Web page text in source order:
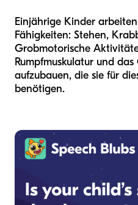
Einjährige Kinder
Fähigkeiten: Stehen,
Grobmotorische
Rumpfmuskulatur und
aufzubauen, die sie für
benötigen.